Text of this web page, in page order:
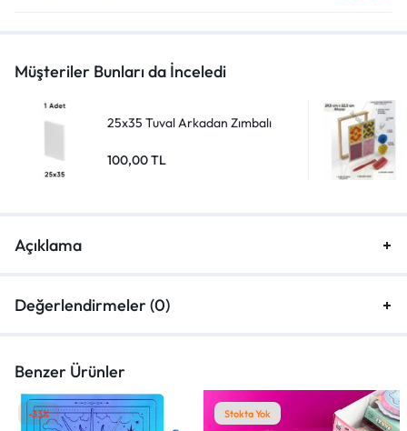
Müşteriler Bunları da İnceledi
25x35 Tuval Arkadan Zımbalı
100,00TL
Açıklama
Değerlendirmeler (0)
Benzer Ürünler
-33% Stokta Yok